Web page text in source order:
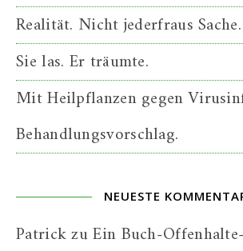
Realität. Nicht jederfraus Sache.
Sie las. Er träumte.
Mit Heilpflanzen gegen
Behandlungsvorschlag.
NEUESTE
PatrickzuEin Buch-